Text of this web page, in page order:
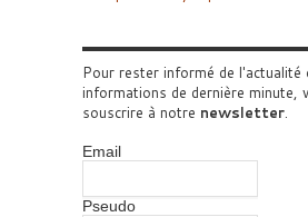
Pour rester informé de l'actualité
informations de dernière minute,
souscrire à notre newsletter.
Email
Pseudo